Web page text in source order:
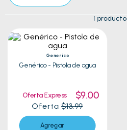
1 producto
Generico
Genérico - Pistola de agua
Oferta Express $9.00
Oferta$13.99
Agregar